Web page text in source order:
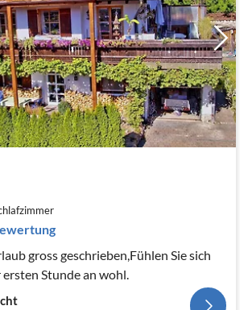
gross geschrieben,Fühlen Sie sich
Stunde an wohl.